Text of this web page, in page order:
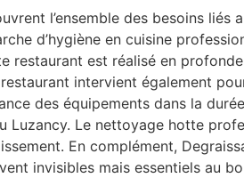
l’ensemble des besoins liés
d’hygiène en cuisine
restaurant est réalisé en
intervient également
des équipements dans la
Luzancy. Le nettoyage hotte
En complément,
invisibles mais essentiels au